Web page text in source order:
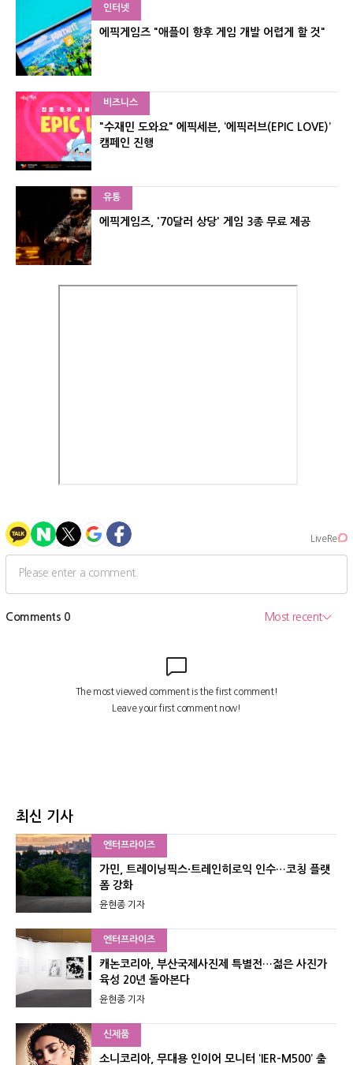
인터넷
에픽게임즈 "애플이 향후 게임 개발 어렵게 할 것"
비즈니스
"수재민 도와요" 에픽세븐, ‘에픽러브(EPIC LOVE)’
캠페인 진행
유통
에픽게임즈, '70달러 상당' 게임 3종 무료 제공
최신 기사
엔터프라이즈
가민, 트레이닝픽스·트레인히로익 인수…코칭 플랫
폼 강화
윤현종 기자
엔터프라이즈
캐논코리아, 부산국제사진제 특별전…젊은 사진가
육성 20년 돌아본다
윤현종 기자
신제품
소니코리아, 무대용 인이어 모니터 ‘IER-M500’ 출